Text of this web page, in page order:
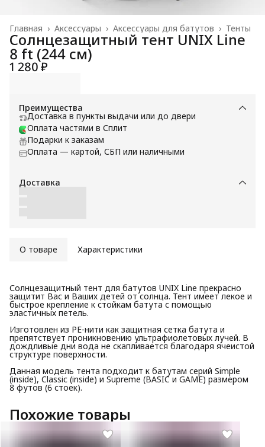
Тенты
Аксессуары для батутов ›
Аксессуары ›
Главная ›
Солнцезащитный тент UNIX Line
8 ft (244 см)
1 280 ₽
Преимущества
Доставка в пункты выдачи или до двери
Оплата частями в Сплит
Подарки к заказам
Оплата — картой, СБП или наличными
Доставка
О товаре Характеристики
Солнцезащитный тент для батутов UNIX Line прекрасно
защитит Вас и Ваших детей от солнца. Тент имеет лекое и
быстрое крепление к стойкам батута с помощью
эластичных петель.
Изготовлен из PE-нити как защитная сетка батута и
препятствует проникновению ультрафиолетовых лучей. В
дождливые дни вода не скапливается благодаря ячеистой
структуре поверхности.
Данная модель тента подходит к батутам серий Simple
(inside), Classic (inside) и Supreme (BASIC и GAME) размером
8 футов (6 стоек).
Похожие товары